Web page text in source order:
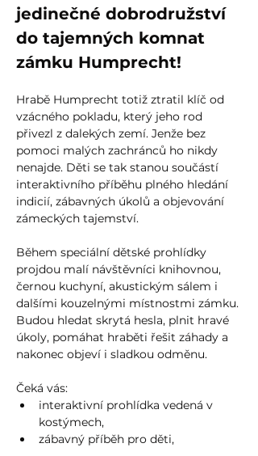
jedinečné dobrodružství
do tajemných komnat
zámku Humprecht!
Hrabě Humprecht totiž ztratil klíč od
vzácného pokladu, který jeho rod
přivezl z dalekých zemí. Jenže bez
pomoci malých zachránců ho nikdy
nenajde. Děti se tak stanou součástí
interaktivního příběhu plného hledání
indicií, zábavných úkolů a objevování
zámeckých tajemství.
Během speciální dětské prohlídky
projdou malí návštěvníci knihovnou,
černou kuchyní, akustickým sálem i
dalšími kouzelnými místnostmi zámku.
Budou hledat skrytá hesla, plnit hravé
úkoly, pomáhat hraběti řešit záhady a
nakonec objeví i sladkou odměnu.
Čeká vás:
interaktivní prohlídka vedená v
kostýmech,
zábavný příběh pro děti,